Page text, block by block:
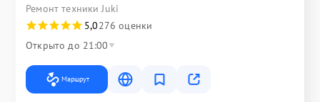
Ремонт техники Juki
5,0276 оценки
Открыто до 21:00
Маршрут